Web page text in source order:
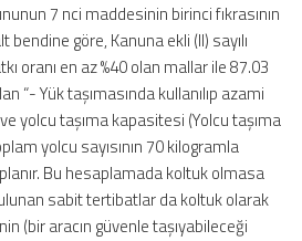
7 nci maddesinin birinci fıkrasının
bendine göre, Kanuna ekli (II) sayılı
oranı en az %40 olan mallar ile 87.03
“- Yük taşımasında kullanılıp azami
yolcu taşıma kapasitesi (Yolcu taşıma
yolcu sayısının 70 kilogramla
Bu hesaplamada koltuk olmasa
sabit tertibatlar da koltuk olarak
(bir aracın güvenle taşıyabileceği